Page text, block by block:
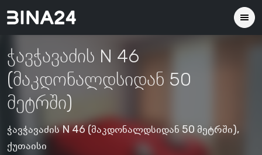
ჭავჭავაძის N 46
(მაკდონალდსიდან 50
მეტრში)
ჭავჭავაძის N 46 (მაკდონალდსიდან 50 მეტრში),
ქუთაისი